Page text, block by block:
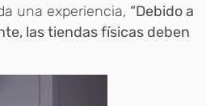
una experiencia, “Debido a
las tiendas físicas deben